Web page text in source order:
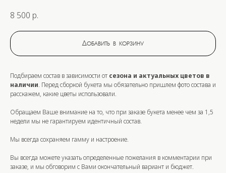
8 500 р.
Добавить в корзину
Подбираем состав в зависимости от сезона и актуальных цветов в
наличии. Перед сборкой букета мы обязательно пришлем фото состава и
расскажем, какие цветы использовали.
Обращаем Ваше внимание на то, что при заказе букета менее чем за 1,5
недели мы не гарантируем идентичный состав.
Мы всегда сохраняем гамму и настроение.
Вы всегда можете указать определенные пожелания в комментарии при
заказе, и мы обговорим с Вами окончательный вариант и бюджет.